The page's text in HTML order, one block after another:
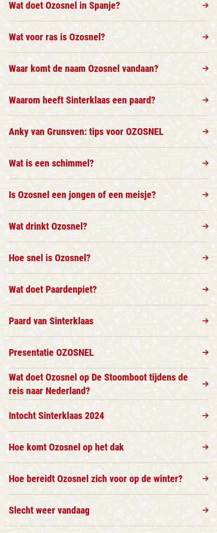
Wat doet Ozosnel in Spanje?
Wat voor ras is Ozosnel?
Waar komt de naam Ozosnel vandaan?
Waarom heeft Sinterklaas een paard?
Anky van Grunsven: tips voor OZOSNEL
Wat is een schimmel?
Is Ozosnel een jongen of een meisje?
Wat drinkt Ozosnel?
Hoe snel is Ozosnel?
Wat doet Paardenpiet?
Paard van Sinterklaas
Presentatie OZOSNEL
Wat doet Ozosnel op De Stoomboot tijdens de
reis naar Nederland?
Intocht Sinterklaas 2024
Hoe komt Ozosnel op het dak
Hoe bereidt Ozosnel zich voor op de winter?
Slecht weer vandaag